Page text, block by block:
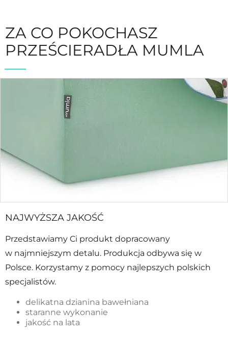
ZA CO POKOCHASZ
PRZEŚCIERADŁA MUMLA
NAJWYŻSZA JAKOŚĆ
Przedstawiamy Ci produkt dopracowany
w najmniejszym detalu. Produkcja odbywa się w
Polsce. Korzystamy z pomocy najlepszych polskich
specjalistów.
delikatna dzianina bawełniana
staranne wykonanie
jakość na lata